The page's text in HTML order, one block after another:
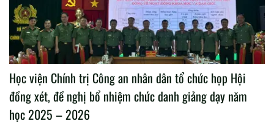
Học viện Chính trị Công an nhân dân tổ chức họp Hội
đồng xét, đề nghị bổ nhiệm chức danh giảng dạy năm
học 2025 – 2026